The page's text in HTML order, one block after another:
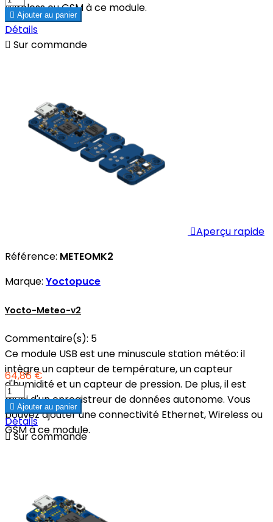
Wireless ou GSM à ce module.
 Ajouter au panier
Détails
 Sur commande
Aperçu rapide
Référence: METEOMK2
Marque: Yoctopuce
Yocto-Meteo-v2
Commentaire(s): 5
Ce module USB est une minuscule station météo: il
intègre un capteur de température, un capteur
d'humidité et un capteur de pression. De plus, il est
muni d'un enregistreur de données autonome. Vous
pouvez ajouter une connectivité Ethernet, Wireless ou
GSM à ce module.
64,86 €
 Ajouter au panier
Détails
Sur commande